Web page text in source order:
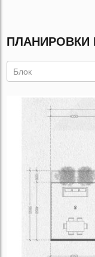
ПЛАНИРОВКИ В
Блок